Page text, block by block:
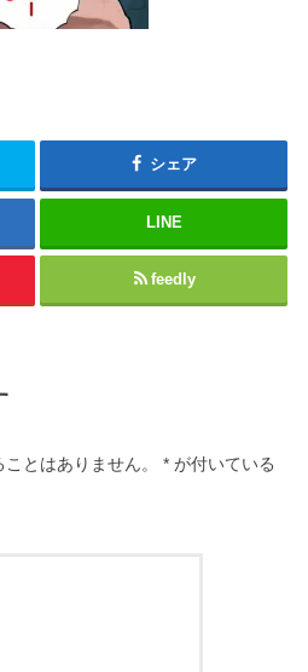
シェア
LINE
feedly
とはありません。 * が付いている